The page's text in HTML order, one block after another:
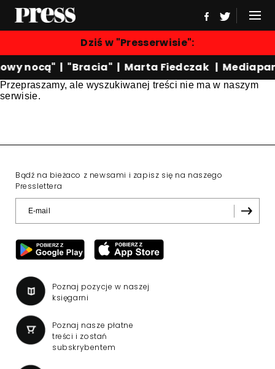
Dziś w "Presserwisie":
nocą" | "Bracia" | Marta Fiedczak |
Przepraszamy, ale wyszukiwanej treści nie ma w naszym
serwisie.
Bądź na bieżaco z newsami i zapisz się na naszego
Presslettera
Poznaj pozycje w naszej
księgarni
Poznaj nasze płatne
treści i zostań
subskrybentem